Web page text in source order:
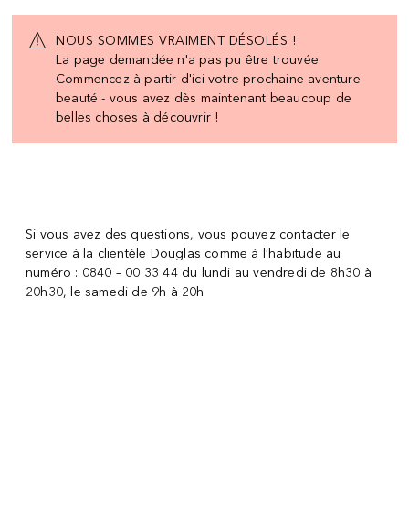
NOUS SOMMES VRAIMENT DÉSOLÉS !
La page demandée n'a pas pu être trouvée.
Commencez à partir d'ici votre prochaine aventure
beauté - vous avez dès maintenant beaucoup de
belles choses à découvrir !
Si vous avez des questions, vous pouvez contacter le
service à la clientèle Douglas comme à l’habitude au
numéro : 0840 – 00 33 44 du lundi au vendredi de 8h30 à
20h30, le samedi de 9h à 20h